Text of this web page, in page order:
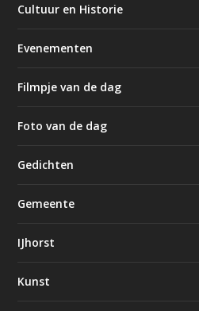
Cultuur en Historie
Evenementen
Filmpje van de dag
Foto van de dag
Gedichten
Gemeente
IJhorst
Kunst